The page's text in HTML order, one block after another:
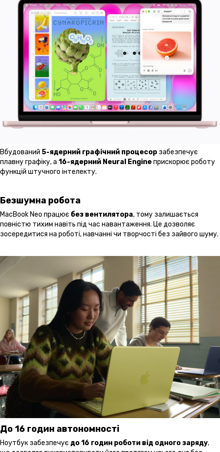
Вбудований 5-ядерний графічний процесор забезпечує
плавну графіку, а 16-ядерний Neural Engineприскорює роботу
функцій штучного інтелекту.
Безшумна робота
MacBook Neo працює без вентилятора, тому залишається
повністю тихим навіть під час навантаження. Це дозволяє
зосередитися на роботі, навчанні чи творчості без зайвого шуму.
До 16 годин автономності
Ноутбук забезпечує до 16 годин роботи від одного заряду,